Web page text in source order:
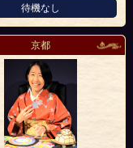
待機なし
京都